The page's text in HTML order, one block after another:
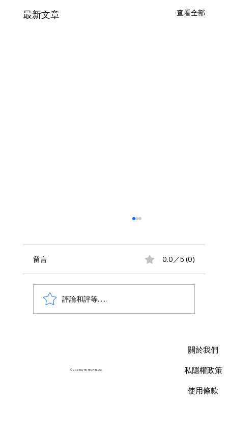
最新文章 查看全部
限制，用 Database Savings Plans 省下
留言 0.0／5 (0)
評論和評等......
© 2024 by HK TECH BLOG .
關於我們
私隱權政策
使用條款